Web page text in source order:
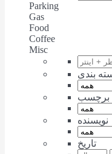
Parking
Gas
Food
Coffee
Misc
بندی
برچسب
نویسنده
تاریخ